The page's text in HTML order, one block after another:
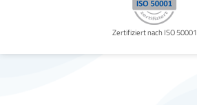
Zertifiziert nach ISO 50001